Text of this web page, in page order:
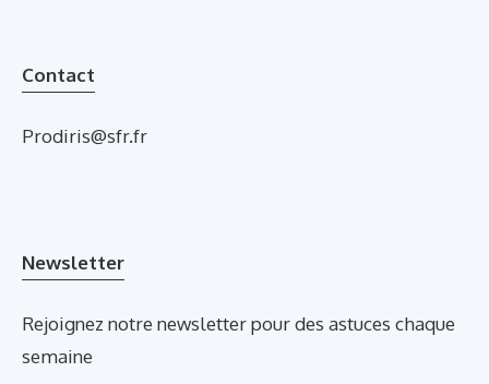
Contact
Prodiris@sfr.fr
Newsletter
Rejoignez notre newsletter pour des astuces chaque
semaine